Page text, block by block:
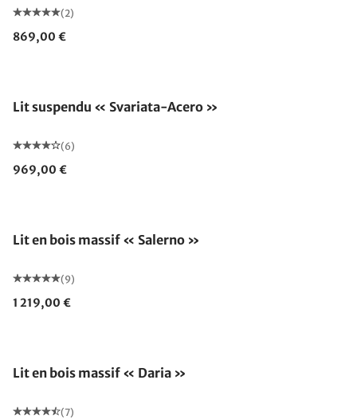
(2)
869,00 €
Lit suspendu « Svariata-Acero »
(6)
969,00 €
Lit en bois massif « Salerno »
(9)
1 219,00 €
Lit en bois massif « Daria »
(7)